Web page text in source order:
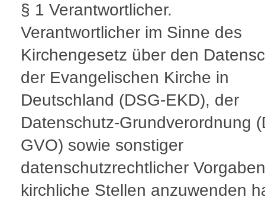
§ 1 Verantwortlicher.
Verantwortlicher im Sinne des
Kirchengesetz über den
der Evangelischen Kirche in
Deutschland (DSG-EKD), der
Datenschutz-Grundverordnung
GVO) sowie sonstiger
datenschutzrechtlicher
kirchliche Stellen anzuwenden